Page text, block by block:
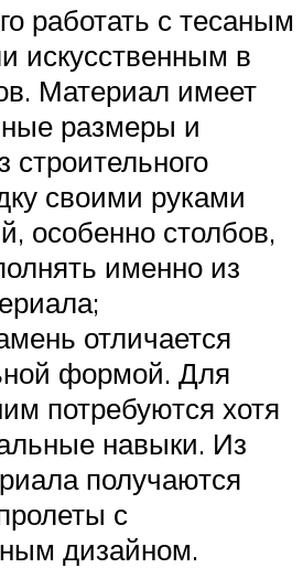
работать с тесаным
искусственным в
Материал имеет
размеры и
своими руками
особенно столбов,
именно из
отличается
формой. Для
потребуются хотя
навыки. Из
получаются
с
дизайном.